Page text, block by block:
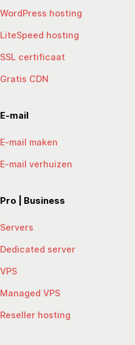
WordPress hosting
LiteSpeed hosting
SSL certificaat
Gratis CDN
E-mail
E-mail maken
E-mail verhuizen
Pro | Business
Servers
Dedicated server
VPS
Managed VPS
Reseller hosting